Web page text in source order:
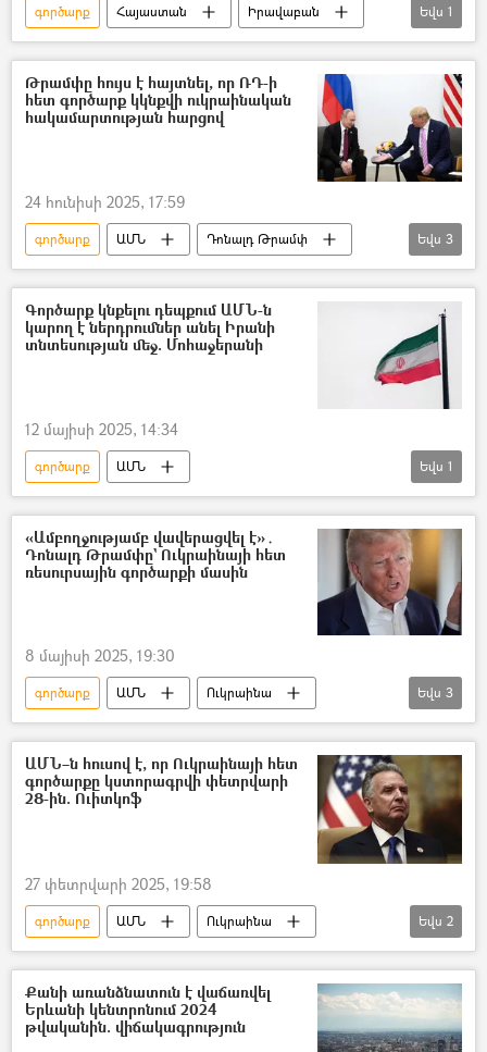
գործարք Հայաստան
Իրավաբան
ՏՏ
Եվս 1
Թրամփը հույս է հայտնել, որ ՌԴ-ի
հետ գործարք կկնքվի ուկրաինական
հակամարտության հարցով
24 հունիսի 2025, 17:59
գործարք ԱՄՆ
Դոնալդ Թրամփ
Վլադիմիր Պուտին
Իրանի Իսլամական Հանրապետություն
Ուկրաինա
Եվս 3
Գործարք կնքելու դեպքում ԱՄՆ-ն
կարող է ներդրումներ անել Իրանի
տնտեսության մեջ. Մոհաջերանի
12 մայիսի 2025, 14:34
գործարք
ԱՄՆ
Իրանի Իսլամական Հանրապետություն
Եվս 1
«Ամբողջությամբ վավերացվել է»․
Դոնալդ Թրամփը` Ուկրաինայի հետ
ռեսուրսային գործարքի մասին
8 մայիսի 2025, 19:30
գործարք ԱՄՆ
Ուկրաինա
Դոնալդ Թրամփ
մետաղ
Վլադիմիր Զելենսկի
Եվս 3
ԱՄՆ–ն հուսով է, որ Ուկրաինայի հետ
գործարքը կստորագրվի փետրվարի
28-ին. Ուիտկոֆ
27 փետրվարի 2025, 19:58
գործարք ԱՄՆ
Ուկրաինա
Վլադիմիր Զելենսկի
Սթիվեն Ուիտկոֆ
Եվս 2
Քանի առանձնատուն է վաճառվել
Երևանի կենտրոնում 2024
թվականին. վիճակագրություն